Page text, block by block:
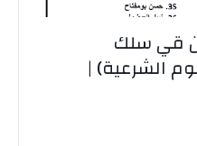
قي سلك
الشرعية) |